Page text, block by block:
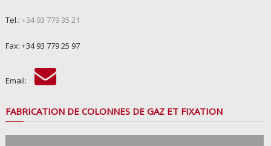
Tel.: +34 93 779 35 21
Fax: +34 93 779 25 97
Email:
FABRICATION DE COLONNES DE GAZ ET FIXATION